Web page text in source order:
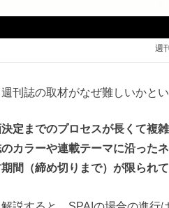
週
刊誌の取材がなぜ難しいかと
定までのプロセスが長くて複雑
カラーや連載テーマに沿った
間（締め切りまで）が限られ